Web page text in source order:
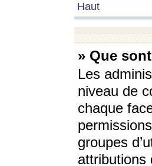
Haut
» Que
Les
niveau de
chaque
groupes
attributions